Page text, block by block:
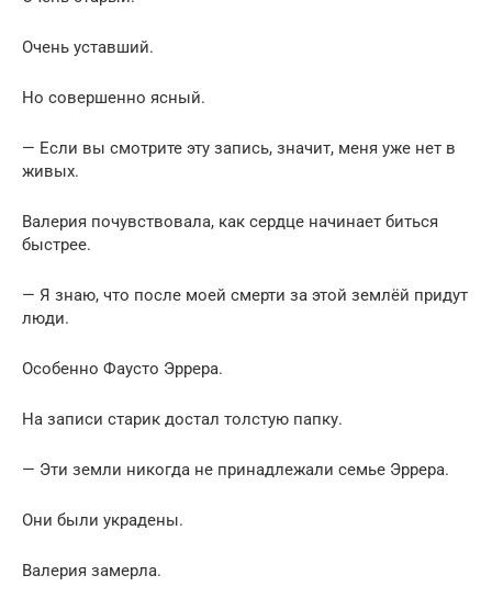
Очень уставший.
Но совершенно ясный.
— Если вы смотрите эту запись, значит, меня уже нет в
живых.
Валерия почувствовала, как сердце начинает биться
быстрее.
— Я знаю, что после моей смерти за этой землёй придут
люди.
Особенно Фаусто Эррера.
На записи старик достал толстую папку.
— Эти земли никогда не принадлежали семье Эррера.
Они были украдены.
Валерия замерла.